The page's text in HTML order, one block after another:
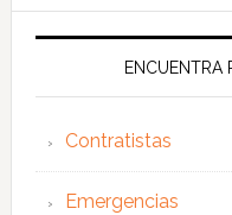
ENCUENTRA
Contratistas
Emergencias